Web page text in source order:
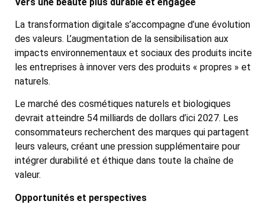
La transformation digitale s’accompagne d’une évolution
des valeurs. L’augmentation de la sensibilisation aux
impacts environnementaux et sociaux des produits incite
les entreprises à innover vers des produits « propres » et
naturels.
Le marché des cosmétiques naturels et biologiques
devrait atteindre 54 milliards de dollars d’ici 2027. Les
consommateurs recherchent des marques qui partagent
leurs valeurs, créant une pression supplémentaire pour
intégrer durabilité et éthique dans toute la chaîne de
valeur.
Opportunités et perspectives